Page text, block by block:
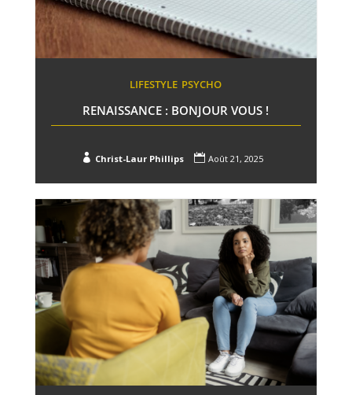
LIFESTYLE PSYCHO
RENAISSANCE : BONJOUR VOUS !
 Christ-Laur Phillips  Août 21, 2025